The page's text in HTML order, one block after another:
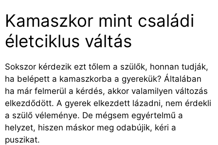
Kamaszkor mint családi
életciklus váltás
Sokszor kérdezik ezt tőlem a szülők, honnan tudják,
ha belépett a kamaszkorba a gyerekük? Általában
ha már felmerül a kérdés, akkor valamilyen változás
elkezdődött. A gyerek elkezdett lázadni, nem érdekli
a szülő véleménye. De mégsem egyértelmű a
helyzet, hiszen máskor meg odabújik, kéri a
puszikat.